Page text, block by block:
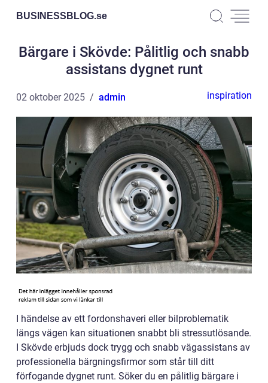
BUSINESSBLOG.se
Bärgare i Skövde: Pålitlig och snabb
assistans dygnet runt
02 oktober 2025 admin inspiration
I händelse av ett fordonshaveri eller bilproblematik
längs vägen kan situationen snabbt bli stressutlösande.
I Skövde erbjuds dock trygg och snabb vägassistans av
professionella bärgningsfirmor som står till ditt
förfogande dygnet runt. Söker du en pålitlig bärgare i